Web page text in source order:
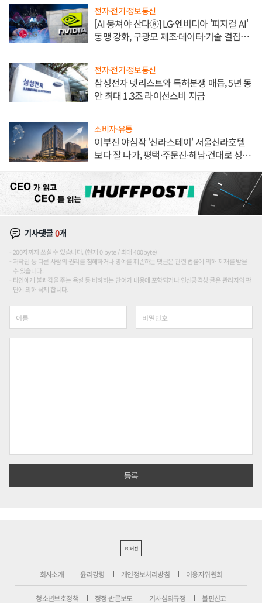
전자·전기·정보통신
[AI 뭉쳐야 산다⑧] LG·엔비디아 '피지컬 AI'
동맹 강화, 구광모 제조·데이터·기술 결집
전자·전기·정보통신
삼성전자 넷리스트와 특허분쟁 매듭, 5년 동
안 최대 1.3조 라이선스비 지급
소비자·유통
이부진 야심작 '신라스테이' 서울신라호텔
보다 잘 나가, 평택·주문진·해남·건대로 성
기사댓글0개
200자까지 쓰실 수 있습니다. (현재 0 byte / 최대 400byte)
저작권 등 다른 사람의 권리를 침해하거나 명예를 훼손하는 댓글은 관련 법률에 의해 제재를 받을
수 있습니다.
타인에게 불쾌감을 주는 욕설 등 비하하는 단어가 내용에 포함되거나 인신공격성 글은 관리자의 판
단에 의해 삭제 합니다.
PC버전
회사소개 윤리강령 개인정보처리방침 이용자위원회
청소년보호정책 정정·반론보도 기사심의규정 불편신고